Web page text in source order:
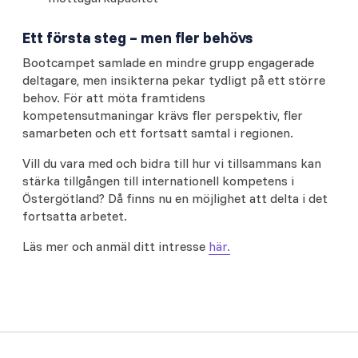
Ett första steg – men fler behövs
Bootcampet samlade en mindre grupp engagerade
deltagare, men insikterna pekar tydligt på ett större
behov. För att möta framtidens
kompetensutmaningar krävs fler perspektiv, fler
samarbeten och ett fortsatt samtal i regionen.
Vill du vara med och bidra till hur vi tillsammans kan
stärka tillgången till internationell kompetens i
Östergötland? Då finns nu en möjlighet att delta i det
fortsatta arbetet.
Läs mer och anmäl ditt intresse här.